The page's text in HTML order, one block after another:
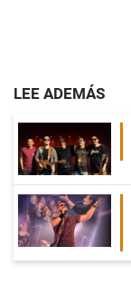
LEE ADEMÁS